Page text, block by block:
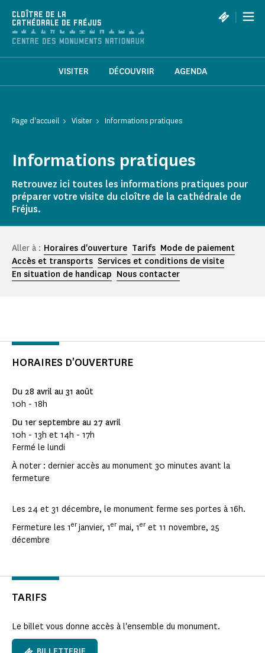
CLOÎTRE DE LA
CATHÉDRALE DE FRÉJUS
|
VISITER DÉCOUVRIR AGENDA
Page d'accueil Visiter Informations pratiques
Informations pratiques
Retrouvez ici toutes les informations pratiques pour
préparer votre visite du cloître de la cathédrale de
Fréjus.
Aller à : Horaires d'ouverture Tarifs Mode de paiement
Accès et transports Services et conditions de visite
En situation de handicap Nous contacter
HORAIRES D'OUVERTURE
Du 28 avril au 31 août
10h - 18h
Du 1er septembre au 27 avril
10h - 13h et 14h - 17h
Fermé le lundi
À noter : dernier accès au monument 30 minutes avant la
fermeture
Les 24 et 31 décembre, le monument ferme ses portes à 16h.
Fermeture les 1er janvier, 1er mai, 1er et 11 novembre, 25
décembre
TARIFS
Le billet vous donne accès à l'ensemble du monument.